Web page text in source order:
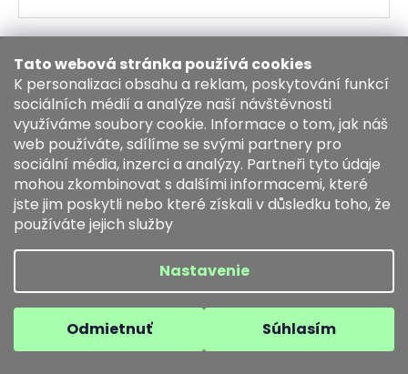
Tato webová stránka používá cookies
K personalizaci obsahu a reklam, poskytování funkcí
sociálních médií a analýze naší návštěvnosti
využíváme soubory cookie. Informace o tom, jak náš
web používáte, sdílíme se svými partnery pro
sociální média, inzerci a analýzy. Partneři tyto údaje
mohou zkombinovat s dalšími informacemi, které
jste jim poskytli nebo které získali v důsledku toho, že
používáte jejich služby
Nastavenie
Odmietnuť Súhlasím
Kožený Podtácok H "Traktor 03"- 1ks
Skladem